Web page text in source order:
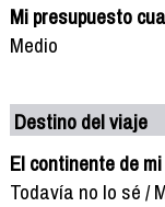
Mi presupuesto
Medio
Destino del viaje
El continente de
Todavía no lo sé /